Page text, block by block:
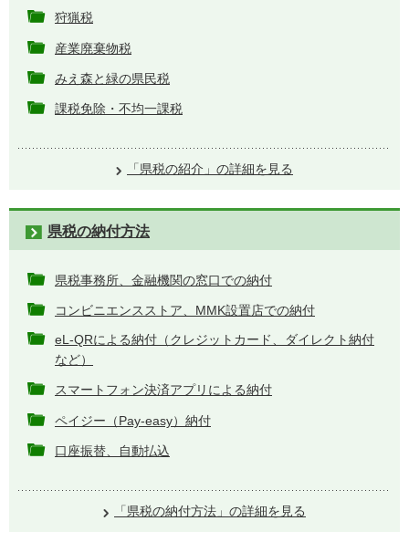
狩猟税
産業廃棄物税
みえ森と緑の県民税
課税免除・不均一課税
「県税の紹介」の詳細を見る
県税の納付方法
県税事務所、金融機関の窓口での納付
コンビニエンスストア、MMK設置店での納付
eL-QRによる納付（クレジットカード、ダイレクト納付
など）
スマートフォン決済アプリによる納付
ペイジー（Pay-easy）納付
口座振替、自動払込
「県税の納付方法」の詳細を見る